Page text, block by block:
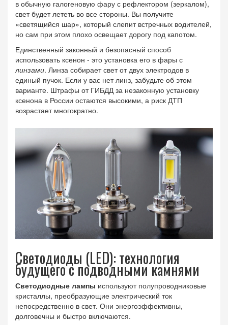
в обычную галогеновую фару с рефлектором (зеркалом),
свет будет лететь во все стороны. Вы получите
«светящийся шар», который слепит встречных водителей,
но сам при этом плохо освещает дорогу под капотом.
Единственный законный и безопасный способ
использовать ксенон - это установка его в фары с
линзами. Линза собирает свет от двух электродов в
единый пучок. Если у вас нет линз, забудьте об этом
варианте. Штрафы от ГИБДД за незаконную установку
ксенона в России остаются высокими, а риск ДТП
возрастает многократно.
Светодиоды (LED): технология
будущего с подводными камнями
Светодиодные лампы используют полупроводниковые
кристаллы, преобразующие электрический ток
непосредственно в свет. Они энергоэффективны,
долговечны и быстро включаются.